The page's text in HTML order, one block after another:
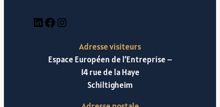
LinkedIn Facebook Instagram
Adresse visiteurs
Espace Européen de l’Entreprise –
14 rue de la Haye
Schiltigheim